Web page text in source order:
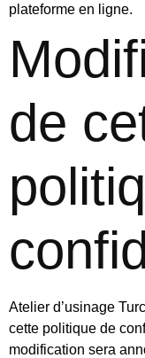
plateforme en ligne.
de
Atelier d’usinage
cette politique de
modification sera